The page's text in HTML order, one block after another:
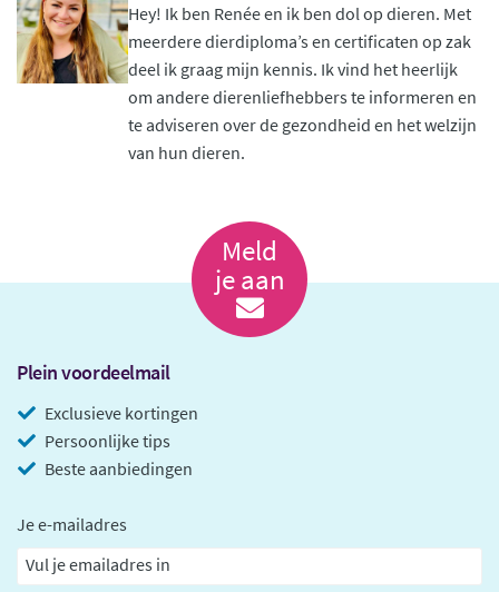
Hey! Ik ben Renée en ik ben dol op dieren. Met
meerdere dierdiploma’s en certificaten op zak
deel ik graag mijn kennis. Ik vind het heerlijk
om andere dierenliefhebbers te informeren en
te adviseren over de gezondheid en het welzijn
van hun dieren.
Meld
je aan
Plein voordeelmail
Exclusieve kortingen
Persoonlijke tips
Beste aanbiedingen
Je e-mailadres